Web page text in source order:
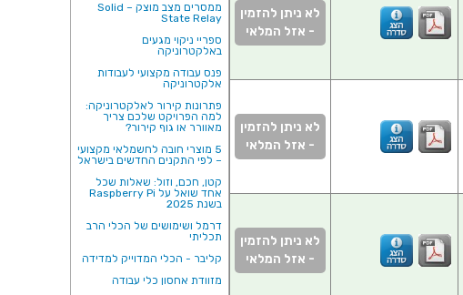
ממסרים מצב מוצק – Solid
State Relay
ספריי ניקוי מגעים
באלקטרוניקה
פנס עבודה מקצועי לעבודות
אלקטרוניקה
פתרונות קירור לאלקטרוניקה:
למה הפרויקט שלכם צריך
מאוורר או גוף קירור?
5 מוצרי חובה לחשמלאי מקצועי
– לפי התקנים החדשים בישראל
קטן, חכם, וזול: שאלות שכל
אחד שואל על Raspberry Pi
בשנת 2025
דרמל ושימושים של הכלי הרב
תכליתי
קליבר - הכלי המדוייק למדידה
מזוודת אחסון כלי עבודה
לא ניתן להזמין
- אזל המלאי
לא ניתן להזמין
- אזל המלאי
לא ניתן להזמין
- אזל המלאי